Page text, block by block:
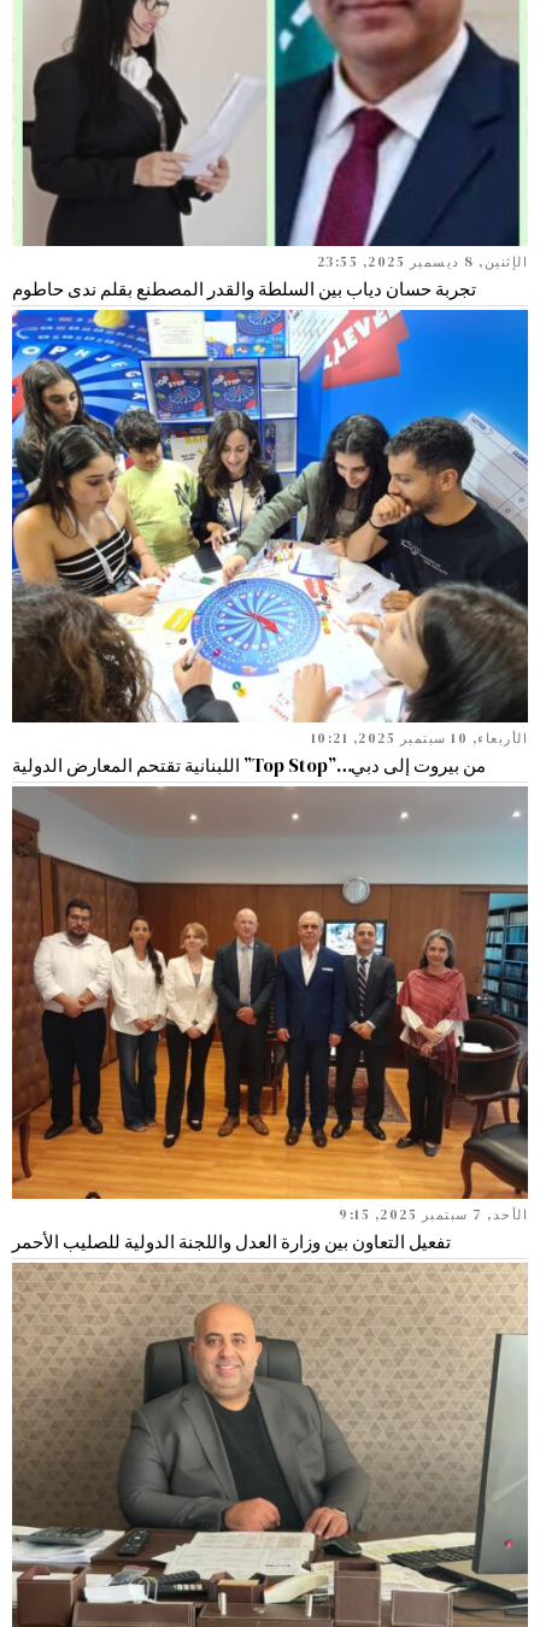
الإثنين, 8 ديسمبر 2025, 23:55
تجربة حسان دياب بين السلطة والقدر المصطنع بقلم ندى حاطوم
الأربعاء, 10 سبتمبر 2025, 10:21
من بيروت إلى دبي…”Top Stop” اللبنانية تقتحم المعارض الدولية
الأحد, 7 سبتمبر 2025, 9:15
تفعيل التعاون بين وزارة العدل واللجنة الدولية للصليب الأحمر